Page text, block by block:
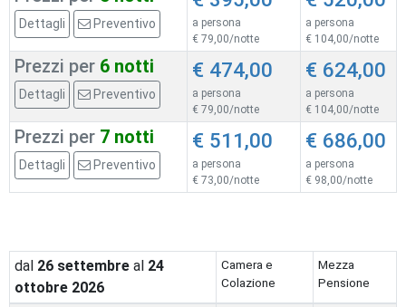
Dettagli Preventivo
a persona
€ 79,00/notte
a persona
€ 104,00/notte
Prezzi per 6 notti
Dettagli Preventivo
€ 474,00
a persona
€ 79,00/notte
€ 624,00
a persona
€ 104,00/notte
Prezzi per 7 notti
Dettagli Preventivo
€ 511,00
a persona
€ 73,00/notte
€ 686,00
a persona
€ 98,00/notte
dal 26settembreal 24
ottobre 2026
Camera e
Colazione
Mezza
Pensione